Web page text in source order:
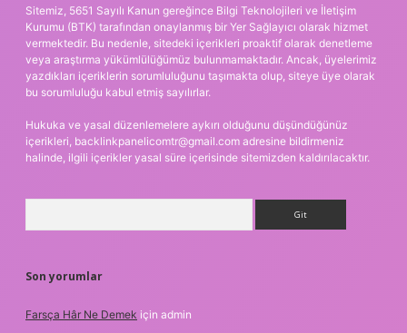
Sitemiz, 5651 Sayılı Kanun gereğince Bilgi Teknolojileri ve İletişim
Kurumu (BTK) tarafından onaylanmış bir Yer Sağlayıcı olarak hizmet
vermektedir. Bu nedenle, sitedeki içerikleri proaktif olarak denetleme
veya araştırma yükümlülüğümüz bulunmamaktadır. Ancak, üyelerimiz
yazdıkları içeriklerin sorumluluğunu taşımakta olup, siteye üye olarak
bu sorumluluğu kabul etmiş sayılırlar.
Hukuka ve yasal düzenlemelere aykırı olduğunu düşündüğünüz
içerikleri, backlinkpanelicomtr@gmail.com adresine bildirmeniz
halinde, ilgili içerikler yasal süre içerisinde sitemizden kaldırılacaktır.
Son yorumlar
Farsça Hâr Ne Demek için admin